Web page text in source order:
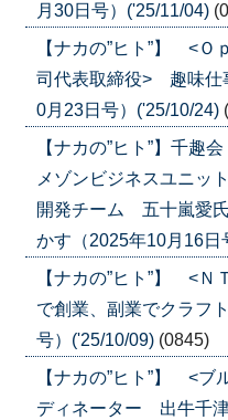
月30日号）('25/11/04)
【ナカの”ヒト”】 <
司代表取締役> 趣味仕
0月23日号）('25/10/24)
【ナカの”ヒト”】千
メゾンビジネスユニッ
開発チーム 五十嵐愛氏
かす（2025年10月16日
【ナカの”ヒト”】 <
で創業、副業でクラフ
号）('25/10/09) (0845)
【ナカの”ヒト”】 <
ディネーター 出牛千